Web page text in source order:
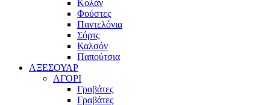
Κολάν
Φούστες
Παντελόνια
Σόρτς
Καλσόν
Παπούτσια
ΑΞΕΣΟΥΑΡ
ΑΓΟΡΙ
Γραβάτες
Γραβάτες